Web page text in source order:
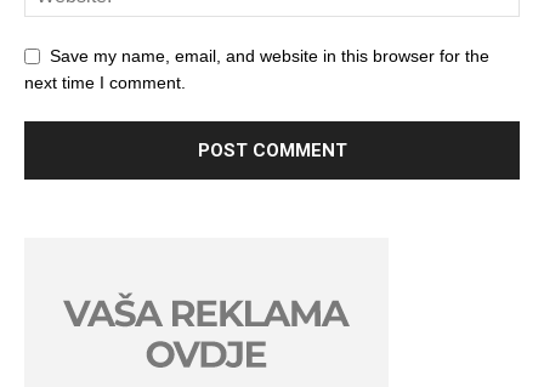
Save my name, email, and website in this browser for the
next time I comment.